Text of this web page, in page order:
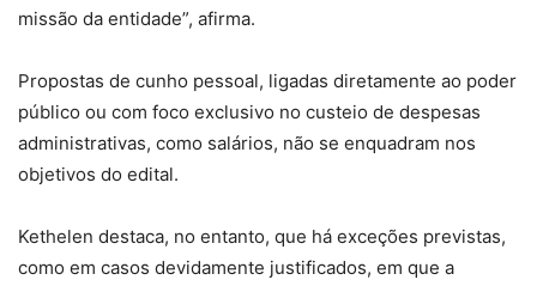
missão da entidade”, afirma.
Propostas de cunho pessoal, ligadas diretamente ao poder
público ou com foco exclusivo no custeio de despesas
administrativas, como salários, não se enquadram nos
objetivos do edital.
Kethelen destaca, no entanto, que há exceções previstas,
como em casos devidamente justificados, em que a